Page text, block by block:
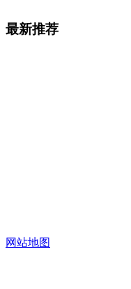
最新推荐
网站地图